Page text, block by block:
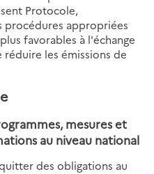
Protocole,
procédures appropriées
favorables à l'échange
les émissions de
mesures et
au niveau national
des obligations au